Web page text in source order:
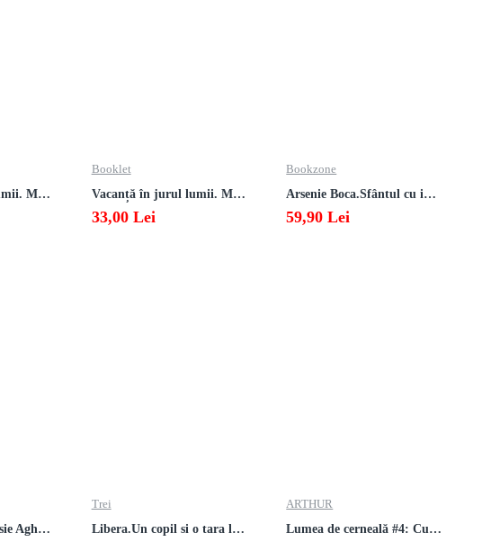
Vacanță în jurul lumii. Matematică clasa a VI-a – EDIȚIA 2026
Booklet
Vacanță în jurul lumii. Matematică clasa a V-a – EDIȚIA 2026
33,00 Lei
Bookzone
Arsenie Boca.Sfântul cu inima cat cerul
59,90 Lei
Sfantul Cuvios Paisie Aghioritul
Trei
Libera.Un copil si o tara la sfarsitul istoriei.Lea Ypi
ARTHUR
Lumea de cerneală #4: Culoarea răzbunării